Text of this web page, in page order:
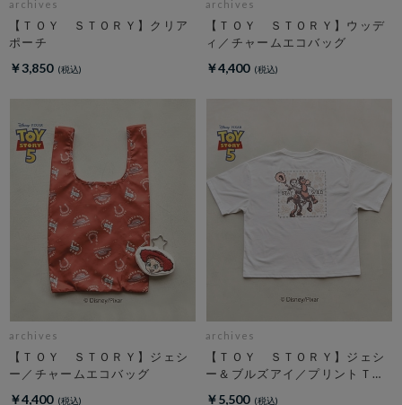
archives
【ＴＯＹ ＳＴＯＲＹ】クリア
ポーチ
￥3,850
archives
【ＴＯＹ ＳＴＯＲＹ】ウッデ
ィ／チャームエコバッグ
￥4,400
archives
【ＴＯＹ ＳＴＯＲＹ】ジェシ
ー／チャームエコバッグ
￥4,400
archives
【ＴＯＹ ＳＴＯＲＹ】ジェシ
ー＆ブルズアイ／プリントＴオ
￥5,500